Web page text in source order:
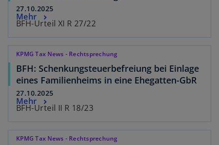
27.10.2025
BFH-Urteil XI R 27/22
Mehr
KPMG Tax News - Rechtsprechung
BFH: Schenkungsteuerbefreiung bei Einlage
eines Familienheims in eine Ehegatten-GbR
27.10.2025
BFH-Urteil II R 18/23
Mehr
KPMG Tax News - Rechtsprechung